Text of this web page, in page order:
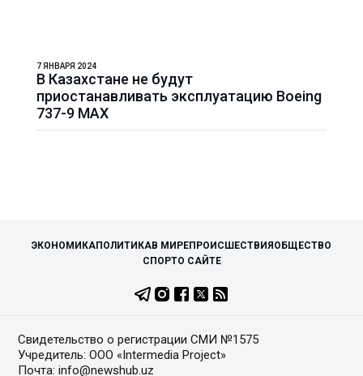
В Казахстане не будут
приостанавливать эксплуатацию Boeing
737-9 MAX
7 ЯНВАРЯ 2024
ЭКОНОМИКАПОЛИТИКАВ МИРЕПРОИСШЕСТВИЯ ОБЩЕСТВО
СПОРТО САЙТЕ
Свидетельство о регистрации СМИ №1575
Учредитель: ООО «Intermedia Project»
Почта: info@newshub.uz